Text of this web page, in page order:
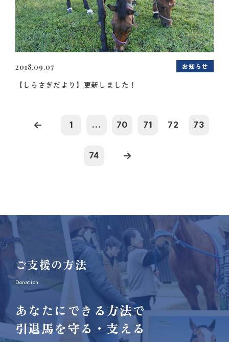
2018.09.07 お知らせ
【しらさぎだより】更新しました！
1 ... 70 71 72 73
74
ご支援の方法
Donation
あなたにできる方法で
引退馬を守る・支える